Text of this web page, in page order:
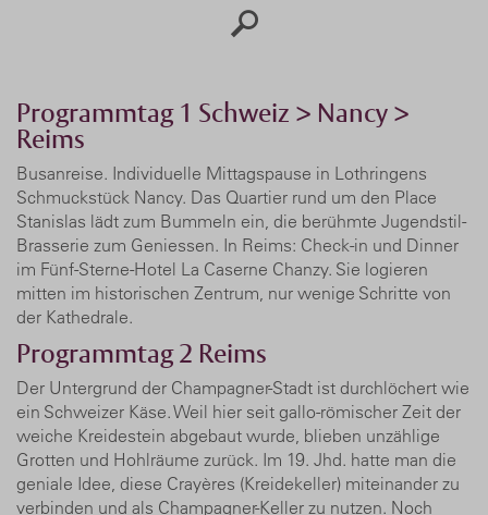
Programmtag 1 Schweiz > Nancy >
Reims
Busanreise. Individuelle Mittagspause in Lothringens
Schmuckstück Nancy. Das Quartier rund um den Place
Stanislas lädt zum Bummeln ein, die berühmte Jugendstil-
Brasserie zum Geniessen. In Reims: Check-in und Dinner
im Fünf-Sterne-Hotel La Caserne Chanzy. Sie logieren
mitten im historischen Zentrum, nur wenige Schritte von
der Kathedrale.
Programmtag 2 Reims
Der Untergrund der Champagner-Stadt ist durchlöchert wie
ein Schweizer Käse. Weil hier seit gallo-römischer Zeit der
weiche Kreidestein abgebaut wurde, blieben unzählige
Grotten und Hohlräume zurück. Im 19. Jhd. hatte man die
geniale Idee, diese Crayères (Kreidekeller) miteinander zu
verbinden und als Champagner-Keller zu nutzen. Noch